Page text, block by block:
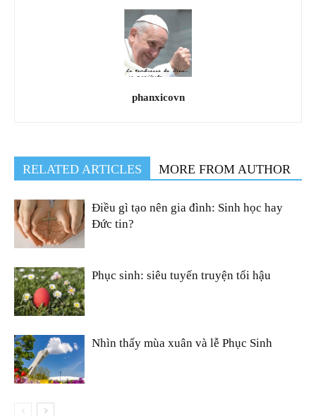
phanxicovn
RELATED ARTICLES MORE FROM AUTHOR
Điều gì tạo nên gia đình: Sinh học hay
Đức tin?
Phục sinh: siêu tuyến truyện tối hậu
Nhìn thấy mùa xuân và lễ Phục Sinh